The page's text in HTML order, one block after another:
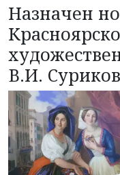
Назначен
В.И.